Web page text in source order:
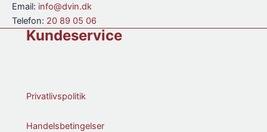
Pinot
Noir
antal
Email: info@dvin.dk
Telefon: 20 89 05 06
Kundeservice
Privatlivspolitik
Handelsbetingelser